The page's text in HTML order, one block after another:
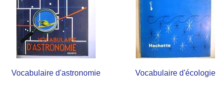
Vocabulaire d'astronomie Vocabulaire d'écologie